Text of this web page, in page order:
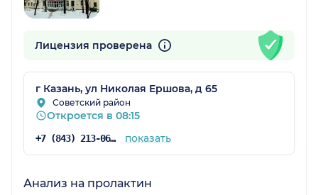
Лицензия проверена
г Казань, ул Николая Ершова, д 65
Советский район
Откроется в 08:15
+7 (843) 213-06-74 показать
Анализ на пролактин